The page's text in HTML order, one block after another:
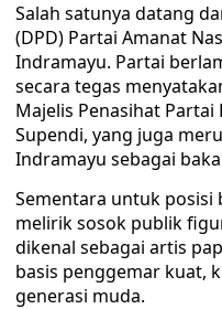
Salah satunya datang
(DPD) Partai Amanat
Indramayu. Partai
secara tegas
Majelis Penasihat Partai
Supendi, yang juga
Indramayu sebagai
Sementara untuk posisi
melirik sosok publik
dikenal sebagai artis
basis penggemar kuat,
generasi muda.